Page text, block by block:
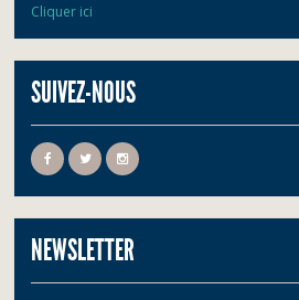
Cliquer ici
SUIVEZ-NOUS
NEWSLETTER